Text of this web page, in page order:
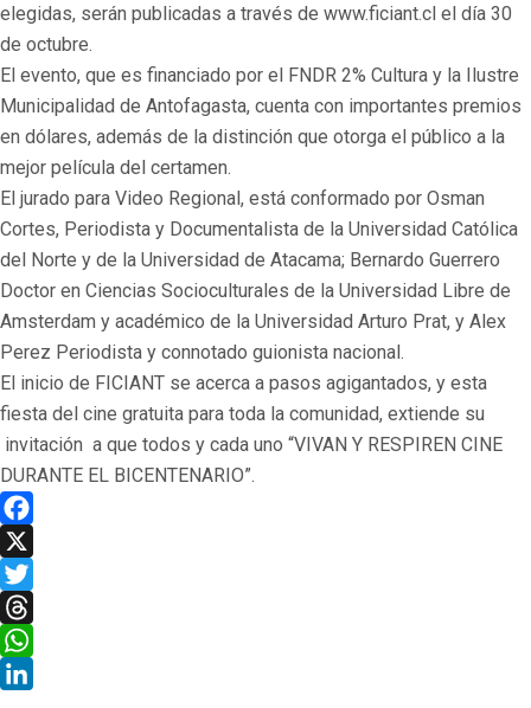
elegidas, serán publicadas a través de www.ficiant.cl el día 30
de octubre.
El evento, que es financiado por el FNDR 2% Cultura y la Ilustre
Municipalidad de Antofagasta, cuenta con importantes premios
en dólares, además de la distinción que otorga el público a la
mejor película del certamen.
El jurado para Video Regional, está conformado por Osman
Cortes, Periodista y Documentalista de la Universidad Católica
del Norte y de la Universidad de Atacama; Bernardo Guerrero
Doctor en Ciencias Socioculturales de la Universidad Libre de
Amsterdam y académico de la Universidad Arturo Prat, y Alex
Perez Periodista y connotado guionista nacional.
El inicio de FICIANT se acerca a pasos agigantados, y esta
fiesta del cine gratuita para toda la comunidad, extiende su
invitación a que todos y cada uno “VIVAN Y RESPIREN CINE
DURANTE EL BICENTENARIO”.
Facebook
X
Twitter
Threads
WhatsApp